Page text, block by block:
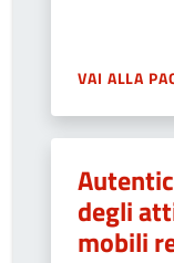
VAI ALLA
degli
mobili